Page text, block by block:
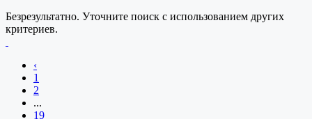
Безрезультатно. Уточните поиск с использованием других
критериев.
‹
1
2
...
19